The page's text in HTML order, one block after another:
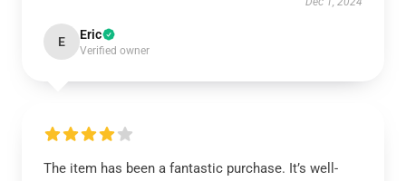
E Eric
Verified owner
The item has been a fantastic purchase. It’s well-